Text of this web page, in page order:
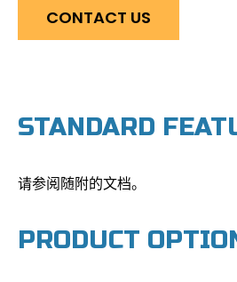
CONTACT US
STANDARD
请参阅随附的文档。
PRODUCT